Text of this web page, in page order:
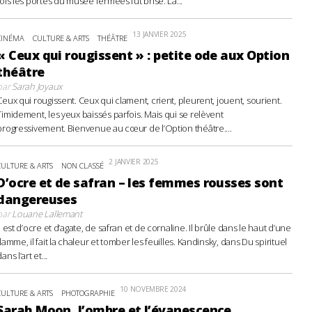
CULTURE & ARTS THÉÂTRE 13 JANVIER 2025
Ceux qui rougissent » : petite ode aux Option
Sarah Joyaux
qui rougissent. Ceux qui clament, crient, pleurent, jouent, sourient.
les yeux baissés parfois. Mais qui se relèvent
Bienvenue au cœur de l’Option théâtre....
& ARTS NON CLASSÉ 2 JANVIER 2025
et de safran – les femmes rousses sont
Louane Lallemant
est d’ocre et d’agate, de safran et de cornaline. Il brûle dans le haut d’une
il fait la chaleur et tomber les feuilles. Kandinsky, dans Du spirituel
l’art et...
& ARTS PHOTOGRAPHIE 10 NOVEMBRE 2024